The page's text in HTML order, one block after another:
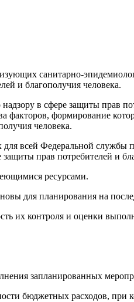
санитарно-
и благополучия человека.
в сфере защиты прав
факторов, формирование
человека.
всей Федеральной службы
прав потребителей и
ресурсами.
для планирования на
их контроля и оценки
запланированных
бюджетных расходов, при